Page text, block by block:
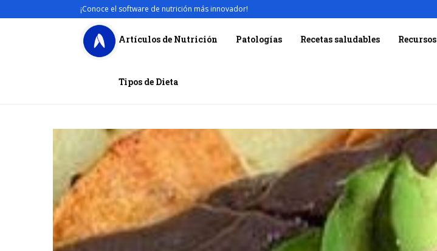
¡Conoce el software de nutrición más innovador!
Artículos de Nutrición Patologías Recetas saludables Recursos
Tipos de Dieta